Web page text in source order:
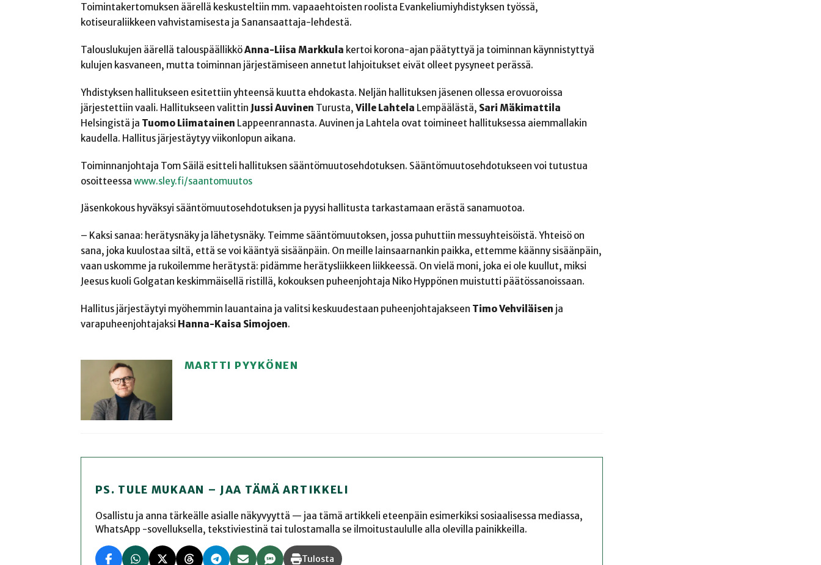
Toimintakertomuksen äärellä keskusteltiin mm. vapaaehtoisten roolista Evankeliumiyhdistyksen työssä,
kotiseuraliikkeen vahvistamisesta ja Sanansaattaja-lehdestä.
Talouslukujen äärellä talouspäällikköAnna-Liisa Markkula kertoi korona-ajan päätyttyä ja toiminnan käynnistyttyä
kulujen kasvaneen, mutta toiminnan järjestämiseen annetut lahjoitukset eivät olleet pysyneet perässä.
Yhdistyksen hallitukseen esitettiin yhteensä kuutta ehdokasta. Neljän hallituksen jäsenen ollessa erovuoroissa
järjestettiin vaali. Hallitukseen valittin Jussi Auvinen Turusta, Ville Lahtela Lempäälästä, Sari Mäkimattila
Helsingistä ja Tuomo Liimatainen Lappeenrannasta. Auvinen ja Lahtela ovat toimineet hallituksessa aiemmallakin
kaudella. Hallitus järjestäytyy viikonlopun aikana.
Toiminnanjohtaja Tom Säilä esitteli hallituksen sääntömuutosehdotuksen. Sääntömuutosehdotukseen voi tutustua
osoitteessa www.sley.fi/saantomuutos
Jäsenkokous hyväksyi sääntömuutosehdotuksen ja pyysi hallitusta tarkastamaan erästä sanamuotoa.
– Kaksi sanaa: herätysnäky ja lähetysnäky. Teimme sääntömuutoksen, jossa puhuttiin messuyhteisöistä. Yhteisö on
sana, joka kuulostaa siltä, että se voi kääntyä sisäänpäin. On meille lainsaarnankin paikka, ettemme käänny sisäänpäin,
vaan uskomme ja rukoilemme herätystä: pidämme herätysliikkeen liikkeessä. On vielä moni, joka ei ole kuullut, miksi
Jeesus kuoli Golgatan keskimmäisellä ristillä, kokouksen puheenjohtaja Niko Hyppönen muistutti päätössanoissaan.
Hallitus järjestäytyi myöhemmin lauantaina ja valitsi keskuudestaan puheenjohtajakseen Timo Vehviläisen ja
varapuheenjohtajaksi Hanna-Kaisa Simojoen.
MARTTI PYYKÖNEN
PS. TULE MUKAAN – JAA TÄMÄ ARTIKKELI
Osallistu ja anna tärkeälle asialle näkyvyyttä — jaa tämä artikkeli eteenpäin esimerkiksi sosiaalisessa mediassa,
WhatsApp -sovelluksella, tekstiviestinä tai tulostamalla se ilmoitustaululle alla olevilla painikkeilla.
Tulosta